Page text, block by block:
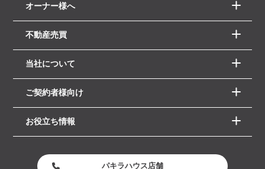
オーナー様へ
不動産売買
当社について
ご契約者様向け
お役立ち情報
パキラハウス店舗